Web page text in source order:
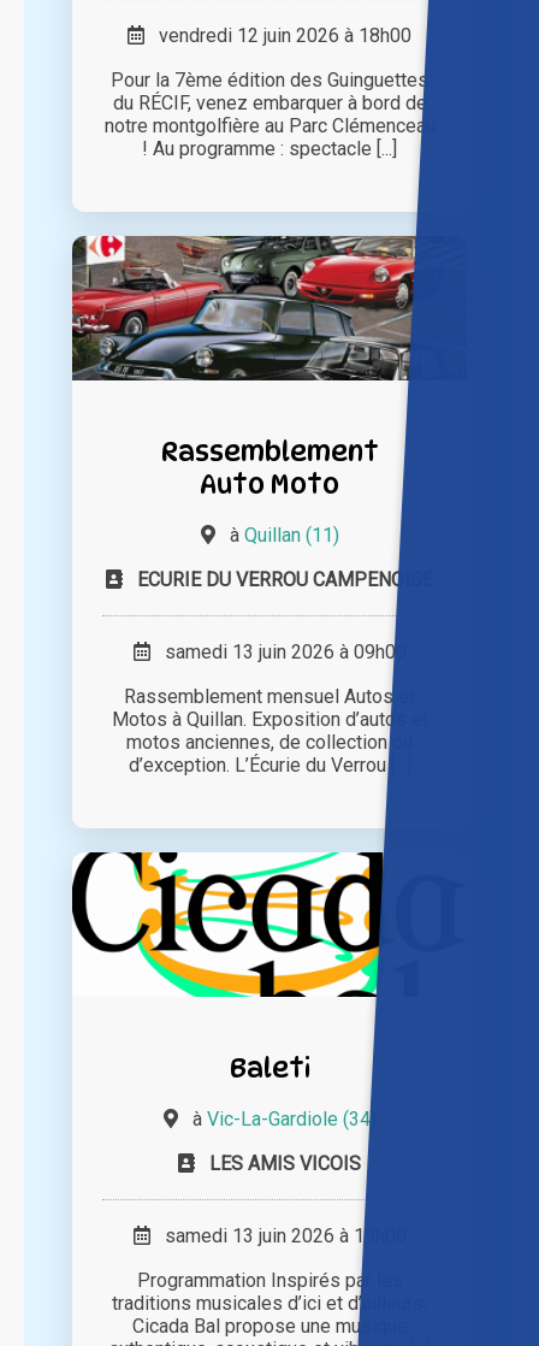
vendredi 12 juin 2026 à 18h00
Pour la 7ème édition des Guinguettes
du RÉCIF, venez embarquer à bord de
notre montgolfière au Parc Clémenceau
! Au programme : spectacle [...]
Rassemblement
Auto Moto
à Quillan (11)
ECURIE DU VERROU CAMPENOISE
samedi 13 juin 2026 à 09h00
Rassemblement mensuel Autos et
Motos à Quillan. Exposition d’autos et
motos anciennes, de collection ou
d’exception. L’Écurie du Verrou [...]
Baleti
à Vic-La-Gardiole (34)
LES AMIS VICOIS
samedi 13 juin 2026 à 19h00
Programmation Inspirés par les
traditions musicales d’ici et d’ailleurs,
Cicada Bal propose une musique